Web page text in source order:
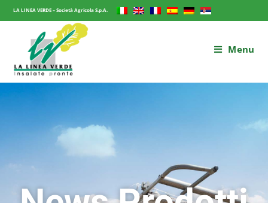
LA LINEA VERDE – Società Agricola S.p.A.
Menu